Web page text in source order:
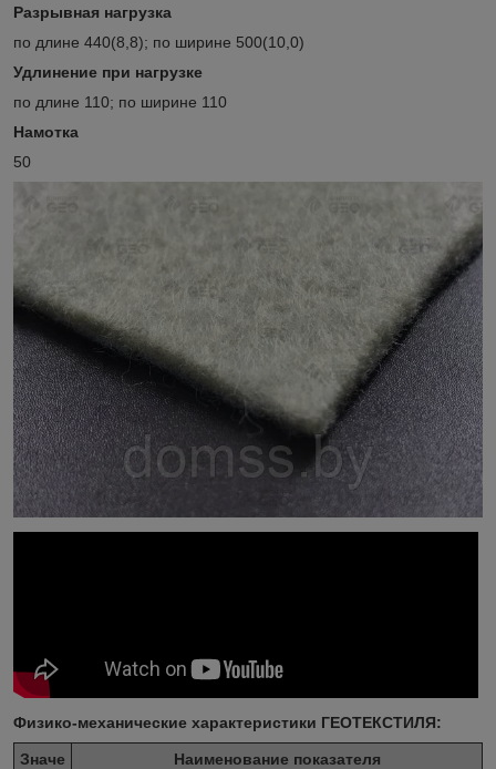
Разрывная нагрузка
по длине 440(8,8); по ширине 500(10,0)
Удлинение при нагрузке
по длине 110; по ширине 110
Намотка
50
Физико-механические характеристики ГЕОТЕКСТИЛЯ:
Значе
Наименование показателя